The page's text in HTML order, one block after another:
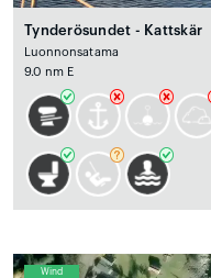
Tynderösundet - Kattskär
Luonnonsatama
9.0 nm E
Wind